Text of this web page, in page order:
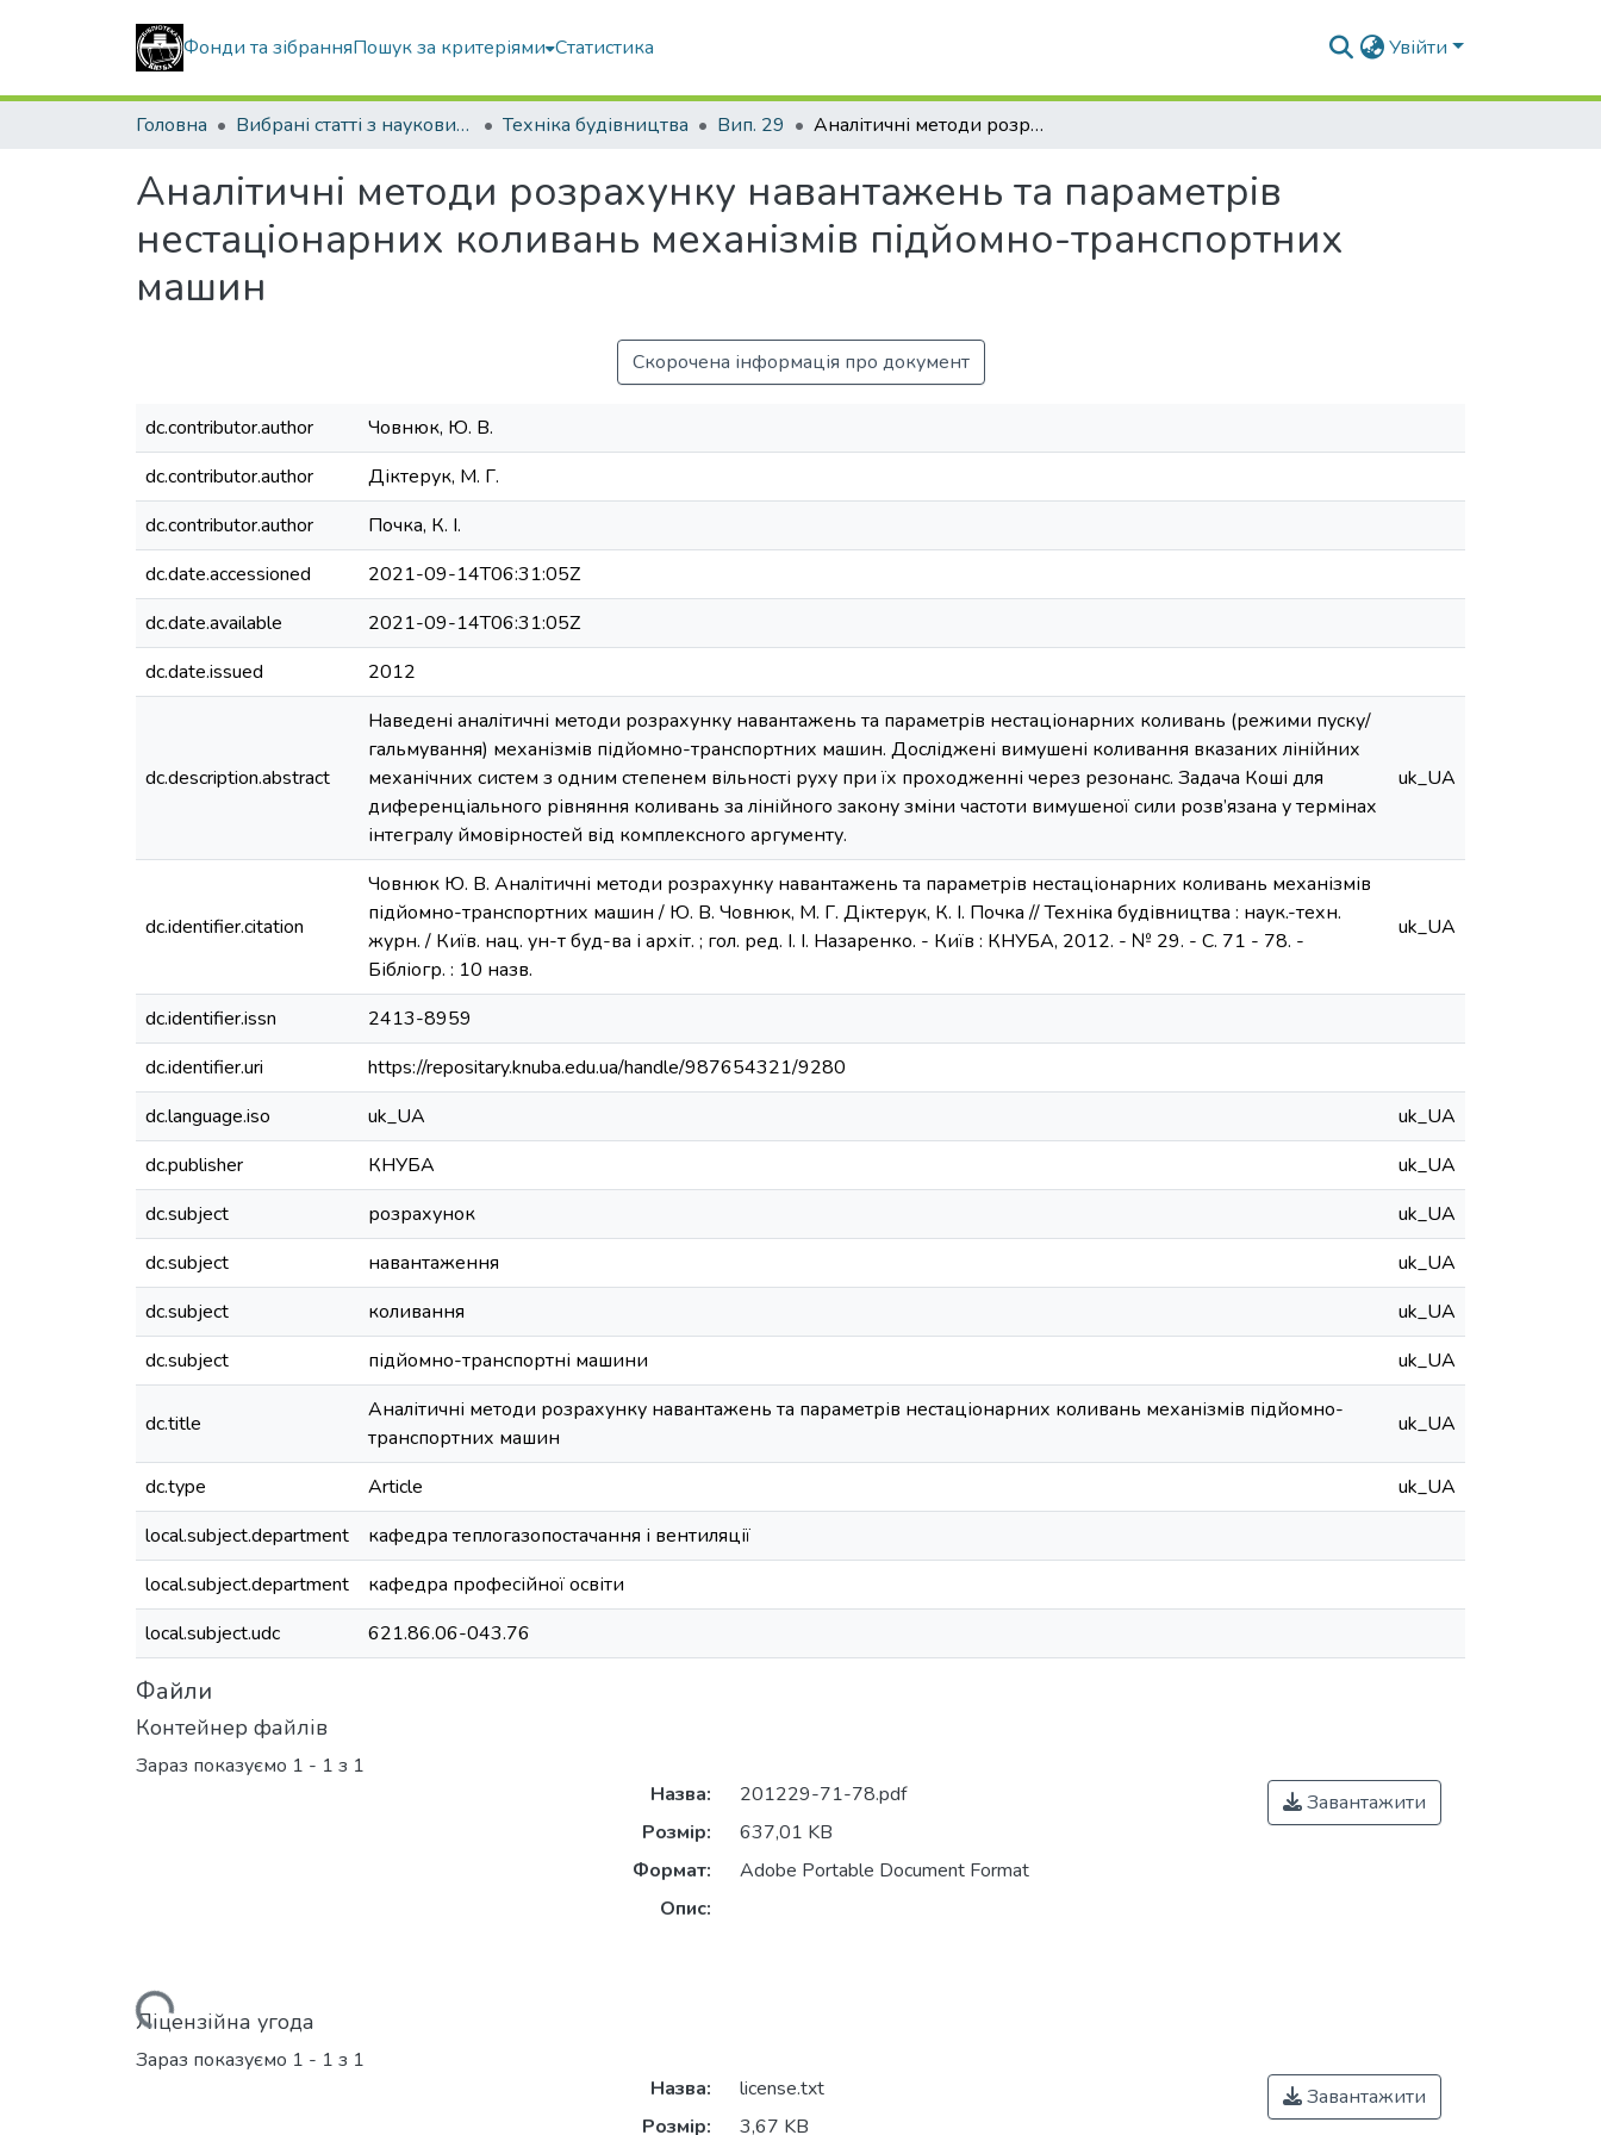
Фонди та зібранняПошук за критеріями Статистика Увійти
Головна Вибрані статті з наукових збірників КНУБА Техніка будівництва Вип. 29 Аналітичні методи розрахунку навантажень та параметрів нестаціонарних коливань механізмів підйомно-транспортних машин
Аналітичні методи розрахунку навантажень та параметрів
нестаціонарних коливань механізмів підйомно-транспортних
машин
Скорочена інформація про документ
dc.contributor.author
Човнюк, Ю. В.
dc.contributor.author
Діктерук, М. Г.
dc.contributor.author
Почка, К. І.
dc.date.accessioned
2021-09-14T06:31:05Z
dc.date.available
2021-09-14T06:31:05Z
dc.date.issued
2012
dc.description.abstract
Наведені аналітичні методи розрахунку навантажень та параметрів нестаціонарних коливань (режими пуску/
гальмування) механізмів підйомно-транспортних машин. Досліджені вимушені коливання вказаних лінійних
механічних систем з одним степенем вільності руху при їх проходженні через резонанс. Задача Коші для
диференціального рівняння коливань за лінійного закону зміни частоти вимушеної сили розв’язана у термінах
інтегралу ймовірностей від комплексного аргументу.
uk_UA
dc.identifier.citation
Човнюк Ю. В. Аналітичні методи розрахунку навантажень та параметрів нестаціонарних коливань механізмів
підйомно-транспортних машин / Ю. В. Човнюк, М. Г. Діктерук, К. І. Почка // Техніка будівництва : наук.-техн.
журн. / Київ. нац. ун-т буд-ва і архіт. ; гол. ред. І. І. Назаренко. - Київ : КНУБА, 2012. - № 29. - С. 71 - 78. -
Бібліогр. : 10 назв.
uk_UA
dc.identifier.issn
2413-8959
dc.identifier.uri
https://repositary.knuba.edu.ua/handle/987654321/9280
dc.language.iso
uk_UA
uk_UA
dc.publisher
КНУБА
uk_UA
dc.subject
розрахунок
uk_UA
dc.subject
навантаження
uk_UA
dc.subject
коливання
uk_UA
dc.subject
підйомно-транспортні машини uk_UA
dc.title
Аналітичні методи розрахунку навантажень та параметрів нестаціонарних коливань механізмів підйомно-
транспортних машин
uk_UA
dc.type Article
uk_UA
local.subject.department
кафедра теплогазопостачання і вентиляції
local.subject.department
кафедра професійної освіти
local.subject.udc
621.86.06-043.76
Файли
Контейнер файлів
Зараз показуємо 1 - 1 з 1
Вантажиться...
Назва:
201229-71-78.pdf
Розмір:
637,01 KB
Формат:
Adobe Portable Document Format
Опис:
Завантажити
Ліцензійна угода
Зараз показуємо 1 - 1 з 1
Назва:
license.txt
Розмір:
3,67 KB
Завантажити